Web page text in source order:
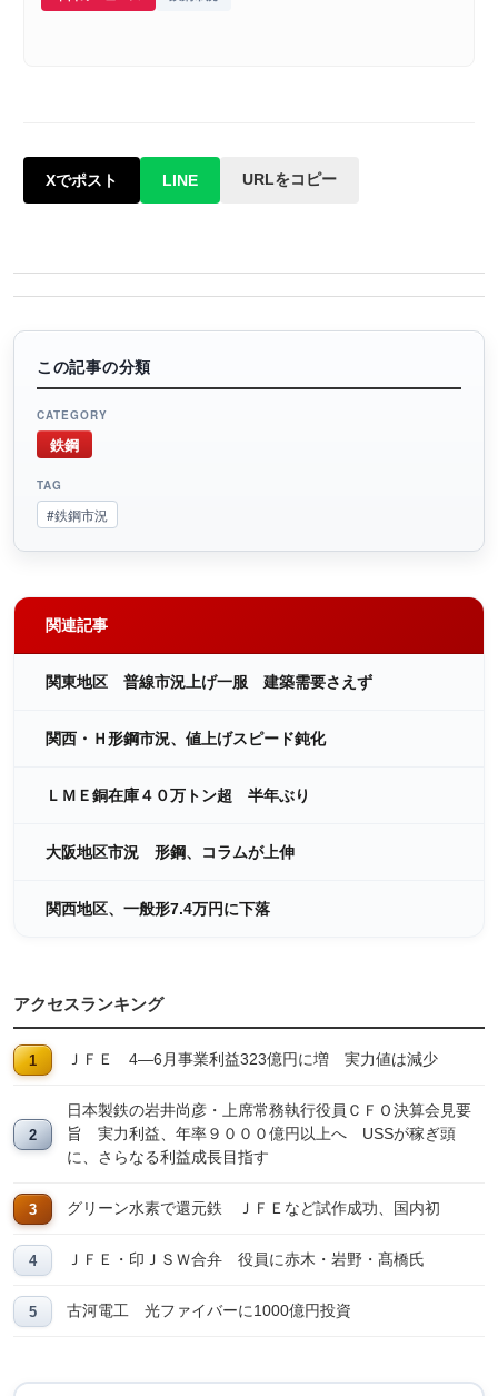
Xでポスト LINE URLをコピー
この記事の分類
CATEGORY
鉄鋼
TAG
#鉄鋼市況
関連記事
関東地区 普線市況上げ一服 建築需要さえず
関西・Ｈ形鋼市況、値上げスピード鈍化
ＬＭＥ銅在庫４０万トン超 半年ぶり
大阪地区市況 形鋼、コラムが上伸
関西地区、一般形7.4万円に下落
アクセスランキング
ＪＦＥ 4―6月事業利益323億円に増 実力値は減少
日本製鉄の岩井尚彦・上席常務執行役員ＣＦＯ決算会見要
旨 実力利益、年率９０００億円以上へ USSが稼ぎ頭
に、さらなる利益成長目指す
グリーン水素で還元鉄 ＪＦＥなど試作成功、国内初
ＪＦＥ・印ＪＳＷ合弁 役員に赤木・岩野・髙橋氏
古河電工 光ファイバーに1000億円投資